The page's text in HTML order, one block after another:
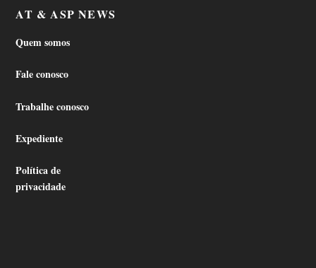
AT & ASP NEWS
Quem somos
Fale conosco
Trabalhe conosco
Expediente
Política de
privacidade